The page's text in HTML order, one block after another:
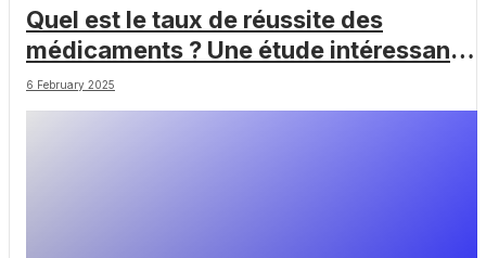
Quel est le taux de réussite des
médicaments ? Une étude intéressante
chez les Big Pharmas
6 February 2025